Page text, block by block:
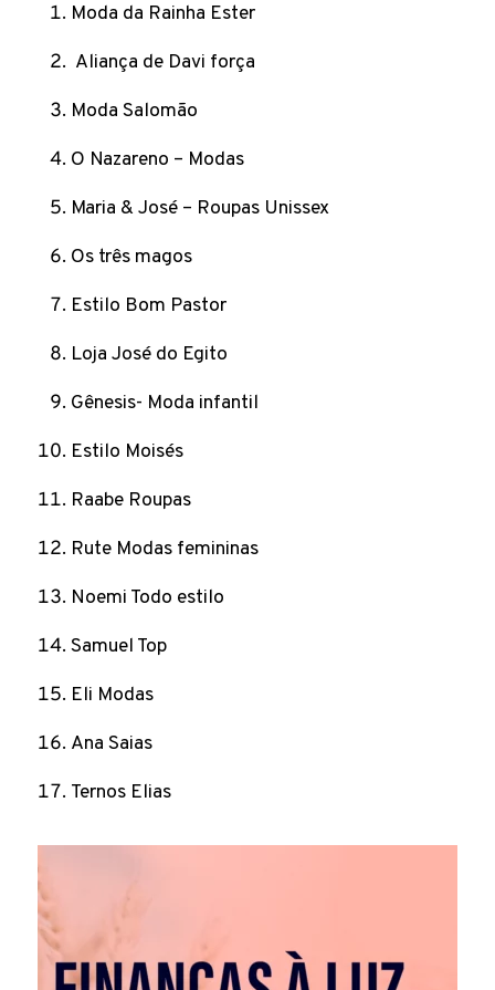
Moda da Rainha Ester
Aliança de Davi força
Moda Salomão
O Nazareno – Modas
Maria & José – Roupas Unissex
Os três magos
Estilo Bom Pastor
Loja José do Egito
Gênesis- Moda infantil
Estilo Moisés
Raabe Roupas
Rute Modas femininas
Noemi Todo estilo
Samuel Top
Eli Modas
Ana Saias
Ternos Elias